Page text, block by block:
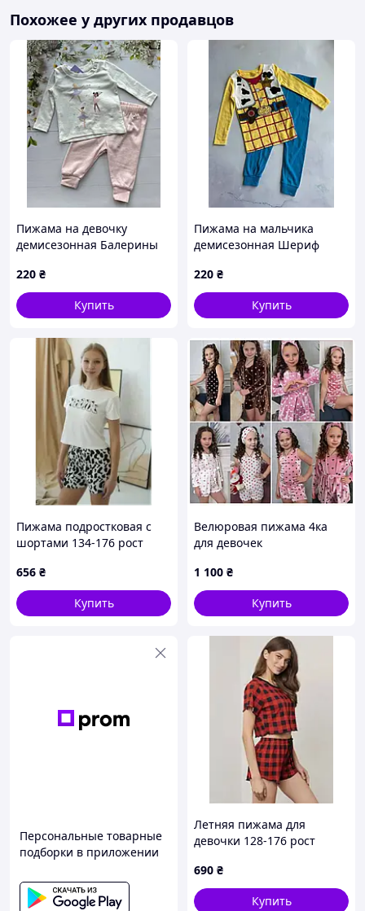
Похожее у других продавцов
Пижама на девочку
демисезонная Балерины
месяца)
220 ₴
Купить
Пижама на мальчика
демисезонная Шериф
см
220 ₴
Купить
Пижама подростковая с
шортами 134-176 рост
656 ₴
Купить
Велюровая пижама 4ка
для девочек
1 100 ₴
Купить
Персональные товарные
подборки в приложении
Летняя пижама для
девочки 128-176 рост
690 ₴
Купить